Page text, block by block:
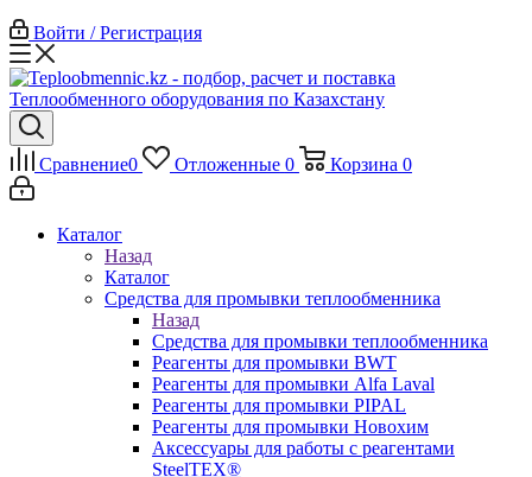
Войти / Регистрация
Сравнение0 Отложенные 0 Корзина 0
Каталог
Назад
Каталог
Средства для промывки теплообменника
Назад
Средства для промывки теплообменника
Реагенты для промывки BWT
Реагенты для промывки Alfa Laval
Реагенты для промывки PIPAL
Реагенты для промывки Новохим
Аксессуары для работы с реагентами
SteelTEX®